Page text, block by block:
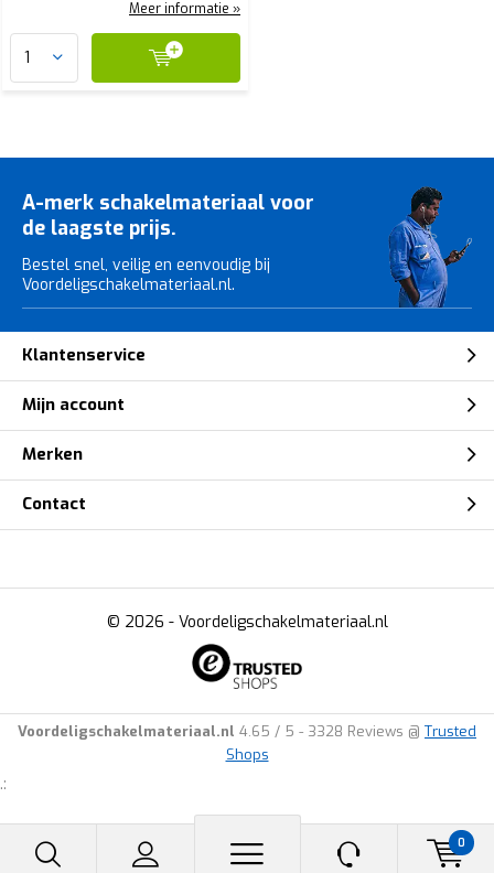
0
Meer informatie »
A-merk schakelmateriaal voor
de laagste prijs.
Bestel snel, veilig en eenvoudig bij
Voordeligschakelmateriaal.nl.
Klantenservice
Mijn account
Merken
Contact
© 2026 - Voordeligschakelmateriaal.nl
Voordeligschakelmateriaal.nl 4.65 / 5 - 3328 Reviews @ Trusted
Shops
.: